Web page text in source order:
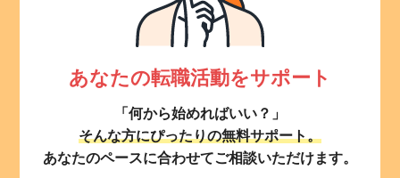
あなたの転職活動をサポート
「何から始めればいい？」
そんな方にぴったりの無料サポート。
あなたのペースに合わせてご相談いただけます。